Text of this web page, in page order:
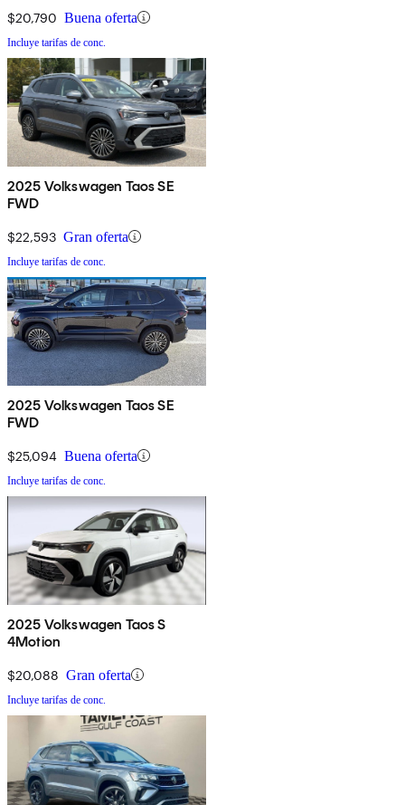
$20,790 Buena oferta
Incluye tarifas de conc.
2025 Volkswagen Taos SE
FWD
$22,593 Gran oferta
Incluye tarifas de conc.
2025 Volkswagen Taos SE
FWD
$25,094 Buena oferta
Incluye tarifas de conc.
2025 Volkswagen Taos S
4Motion
$20,088 Gran oferta
Incluye tarifas de conc.